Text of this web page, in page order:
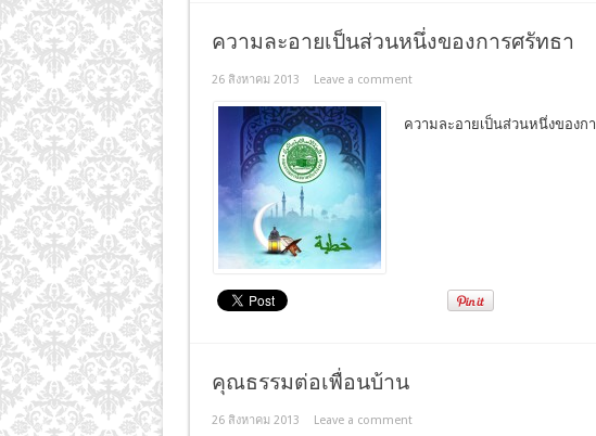
ความละอายเป็นส่วนหนึ่งของการศรัทธา
26 สิงหาคม 2013 Leave a comment
คุณธรรมต่อเพื่อนบ้าน
26 สิงหาคม 2013 Leave a comment